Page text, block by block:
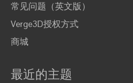
常见问题（英文版）
Verge3D授权方式
商城
最近的主题